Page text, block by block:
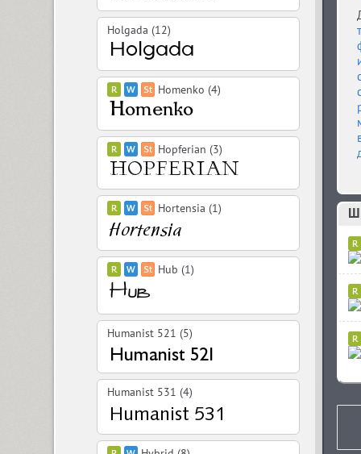
Holgada (12)
Homenko (4)
Hopferian (3)
Hortensia (1)
Hub (1)
Humanist 521 (5)
Humanist 531 (4)